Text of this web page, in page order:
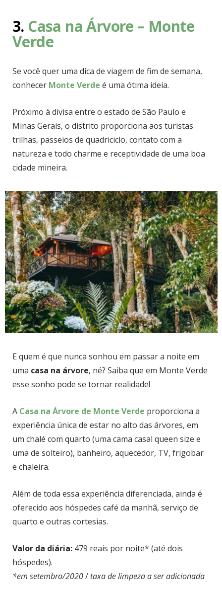
3. Casa na Árvore – Monte
Verde
Se você quer uma dica de viagem de fim de semana,
conhecer Monte Verde é uma ótima ideia.
Próximo à divisa entre o estado de São Paulo e
Minas Gerais, o distrito proporciona aos turistas
trilhas, passeios de quadriciclo, contato com a
natureza e todo charme e receptividade de uma boa
cidade mineira.
E quem é que nunca sonhou em passar a noite em
uma casa na árvore, né? Saiba que em Monte Verde
esse sonho pode se tornar realidade!
A Casa na Árvore de Monte Verde proporciona a
experiência única de estar no alto das árvores, em
um chalé com quarto (uma cama casal queen size e
uma de solteiro), banheiro, aquecedor, TV, frigobar
e chaleira.
Além de toda essa experiência diferenciada, ainda é
oferecido aos hóspedes café da manhã, serviço de
quarto e outras cortesias.
Valor da diária: 479 reais por noite* (até dois
hóspedes).
*em setembro/2020/ taxa de limpeza a ser adicionada